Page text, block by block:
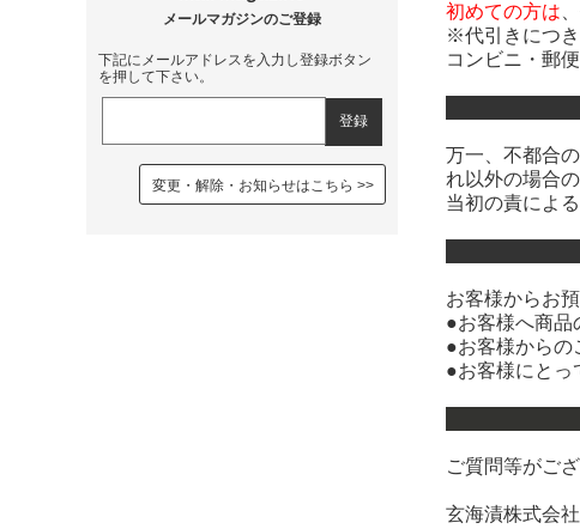
初めての方は
※代引きにつき
コンビニ・郵
万一、不都合
れ以外の場合
当初の責によ
お客様からお
●お客様へ商品
●お客様からの
●お客様にとっ
ご質問等がご
玄海漬株式会社
下記にメールアドレスを入力し登録ボタン
を押して下さい。
変更・解除・お知らせはこちら